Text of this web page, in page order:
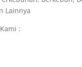
Lainnya
: